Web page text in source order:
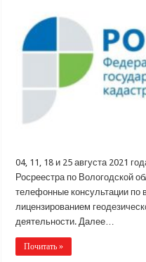
04, 11, 18 и 25 августа 2021
Росреестра по Вологодской
телефонные консультации по
лицензированием
деятельности. Далее…
Почитать »